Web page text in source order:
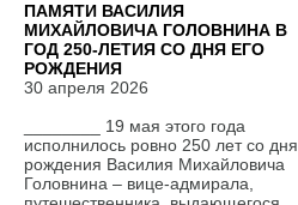
ПАМЯТИ ВАСИЛИЯ
МИХАЙЛОВИЧА ГОЛОВНИНА В
ГОД 250-ЛЕТИЯ СО ДНЯ ЕГО
РОЖДЕНИЯ
30 апреля 2026
________ 19 мая этого года
исполнилось ровно 250 лет со дня
рождения Василия Михайловича
Головнина – вице-адмирала,